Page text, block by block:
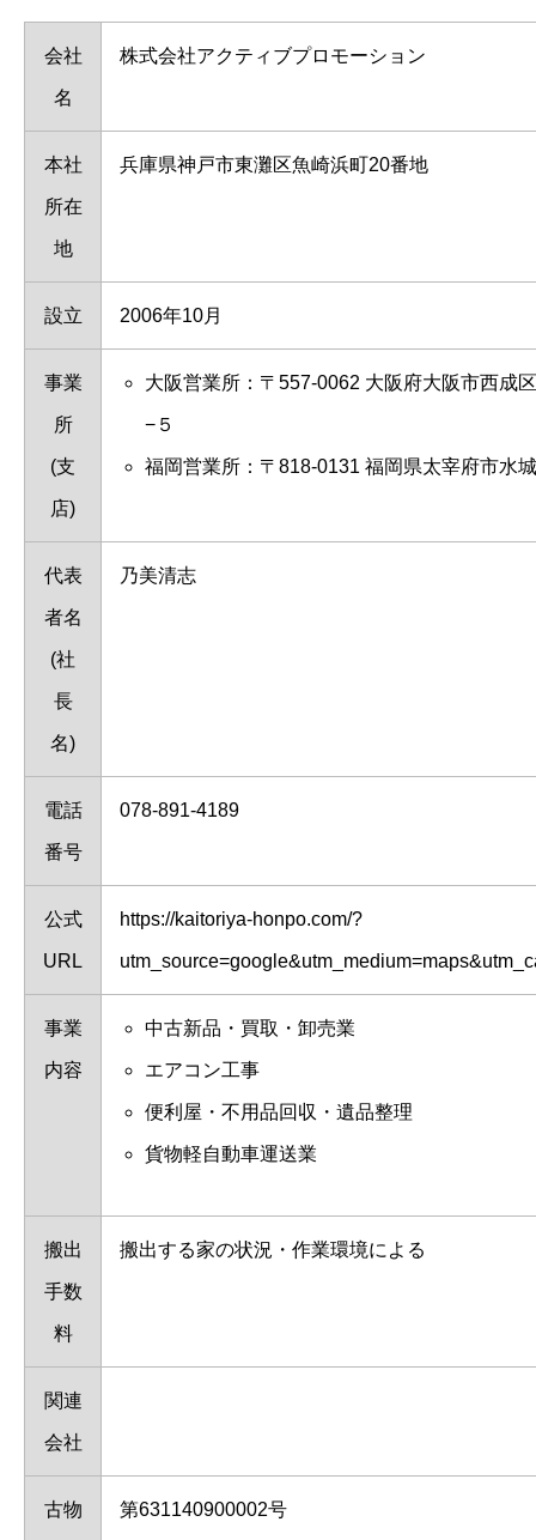
会社
名
株式会社アクティブプロモーション
本社
所在
地
兵庫県神戸市東灘区魚崎浜町20番地
設立 2006年10月
事業
所
(支
店)
大阪営業所：〒557-0062 大阪府大阪市西成
−５
福岡営業所：〒818-0131 福岡県太宰府市水
代表
者名
(社
長
名)
乃美清志
電話
番号
078-891-4189
公式
URL
https://kaitoriya-honpo.com/?
事業
内容
中古新品・買取・卸売業
エアコン工事
便利屋・不用品回収・遺品整理
貨物軽自動車運送業
搬出
手数
料
搬出する家の状況・作業環境による
関連
会社
古物 第631140900002号